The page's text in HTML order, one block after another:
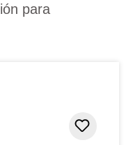
para